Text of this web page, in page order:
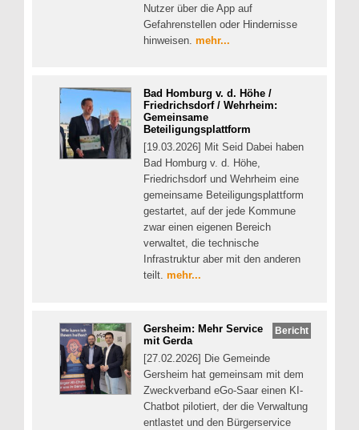
Nutzer über die App auf
Gefahrenstellen oder Hindernisse
hinweisen. mehr...
Bad Homburg v. d. Höhe /
Friedrichsdorf / Wehrheim:
Gemeinsame
Beteiligungsplattform
[19.03.2026] Mit Seid Dabei haben
Bad Homburg v. d. Höhe,
Friedrichsdorf und Wehrheim eine
gemeinsame Beteiligungsplattform
gestartet, auf der jede Kommune
zwar einen eigenen Bereich
verwaltet, die technische
Infrastruktur aber mit den anderen
teilt. mehr...
Bericht
Gersheim: Mehr Service
mit Gerda
[27.02.2026] Die Gemeinde
Gersheim hat gemeinsam mit dem
Zweckverband eGo-Saar einen KI-
Chatbot pilotiert, der die Verwaltung
entlastet und den Bürgerservice